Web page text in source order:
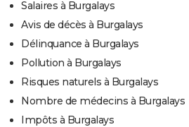
Salaires à Burgalays
Avis de décès à Burgalays
Délinquance à Burgalays
Pollution à Burgalays
Risques naturels à Burgalays
Nombre de médecins à Burgalays
Impôts à Burgalays